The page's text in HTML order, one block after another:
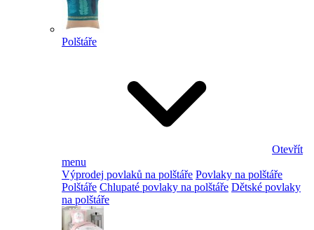
Polštáře
Otevřít
menu
Výprodej povlaků na polštáře Povlaky na polštáře
Polštáře Chlupaté povlaky na polštáře Dětské povlaky
na polštáře